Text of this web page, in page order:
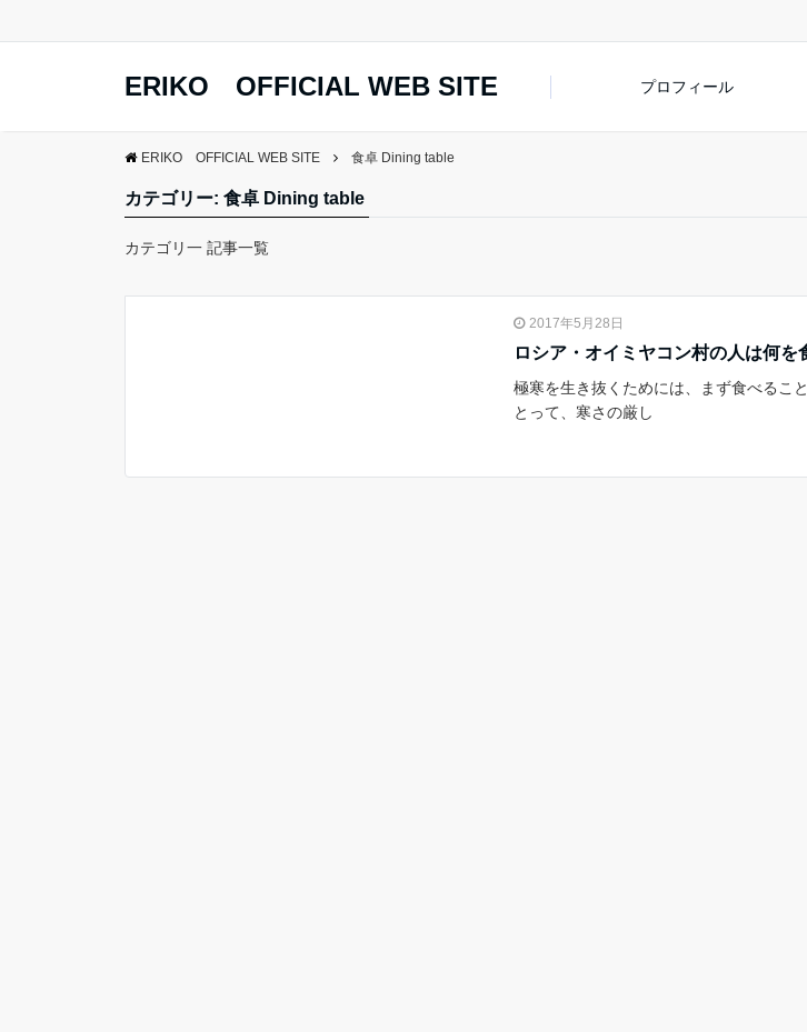
ERIKO OFFICIAL WEB SITE プロフィール
ERIKO OFFICIAL WEB SITE 食卓 Dining table
カテゴリー: 食卓 Dining table
カテゴリ一 記事一覧
2017年5月28日
ロシア・オイミヤコン村の人は何を
極寒を生き抜くためには、まず食べるこ
とって、寒さの厳し